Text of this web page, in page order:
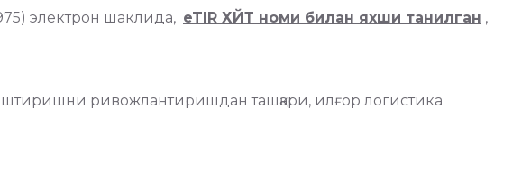
электрон шаклида, eTIR ХЙТ номи билан яхши танилган ,
ривожлантиришдан ташқари, илғор логистика